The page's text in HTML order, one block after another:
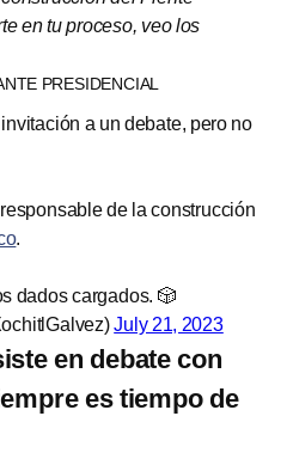
en tu proceso, veo los
PRESIDENCIAL
invitación a un debate, pero no
de la construcción
.
dados cargados. 🎲
July 21, 2023
en debate con
es tiempo de